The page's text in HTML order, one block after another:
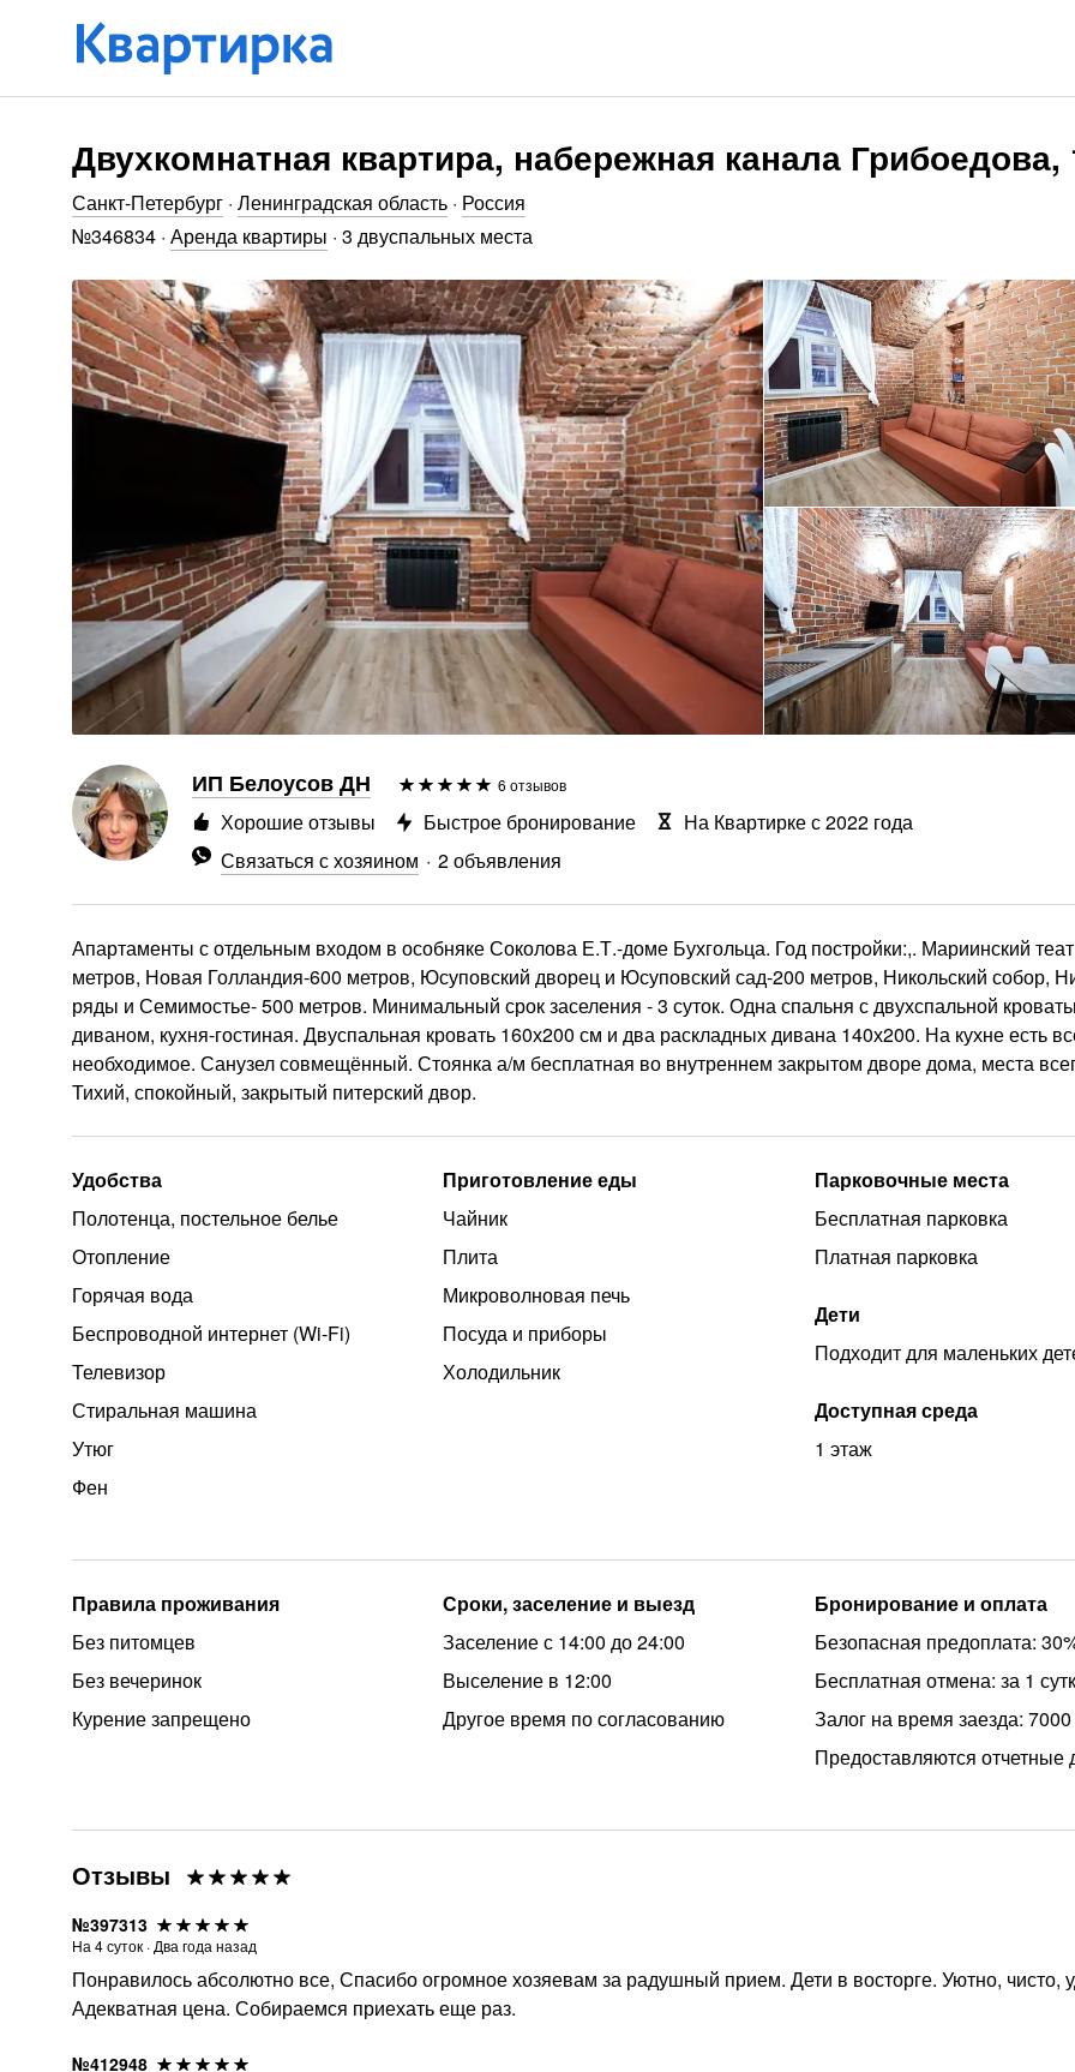
Двухкомнатная квартира, набережная канала Грибоедова,
Санкт-Петербург · Ленинградская область · Россия
№346834 · Аренда квартиры · 3 двуспальных места
ИП Белоусов ДН 6 отзывов
Связаться с хозяином 2 объявления
Хорошие отзывы Быстрое бронирование На Квартирке с 2022 года
Апартаменты с отдельным входом в особняке Соколова Е.Т.-доме Бухгольца. Год постройки:,. Мариинский
метров, Новая Голландия-600 метров, Юсуповский дворец и Юсуповский сад-200 метров, Никольский собор,
ряды и Семимостье- 500 метров. Минимальный срок заселения - 3 суток. Одна спальня с двухспальной
диваном, кухня-гостиная. Двуспальная кровать 160х200 см и два раскладных дивана 140х200. На кухне есть
необходимое. Санузел совмещённый. Стоянка а/м бесплатная во внутреннем закрытом дворе дома, места
Тихий, спокойный, закрытый питерский двор.
Удобства
Полотенца, постельное белье
Отопление
Горячая вода
Беспроводной интернет (Wi‑Fi)
Телевизор
Стиральная машина
Утюг
Фен
Приготовление еды
Чайник
Плита
Микроволновая печь
Посуда и приборы
Холодильник
Парковочные места
Бесплатная парковка
Платная парковка
Дети
Подходит для маленьких
Доступная среда
1 этаж
Правила проживания
Без питомцев
Без вечеринок
Курение запрещено
Сроки, заселение и выезд
Заселение с 14:00 до 24:00
Выселение в 12:00
Другое время по согласованию
Бронирование и оплата
Безопасная предоплата:
Бесплатная отмена: за 1
Залог на время заезда:
Предоставляются отчетные
Отзывы
№397313
На 4суток · Два года назад
Понравилось абсолютно все, Спасибо огромное хозяевам за радушный прием. Дети в восторге. Уютно, чисто,
Адекватная цена. Собираемся приехать еще раз.
№412948